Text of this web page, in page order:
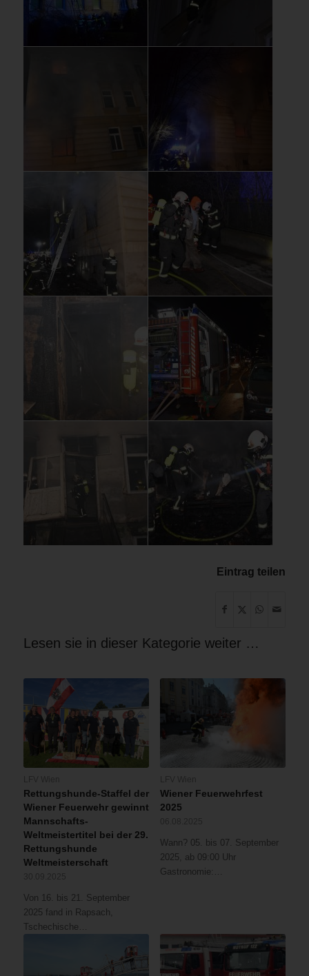
Eintrag teilen
Lesen sie in dieser Kategorie weiter …
Rettungshunde-Staffel der
Wiener Feuerwehr gewinnt
Mannschafts-
Weltmeistertitel bei der 29.
Rettungshunde
Weltmeisterschaft
Von 16. bis 21. September
2025 fand in Rapsach,
Tschechische…
Wiener Feuerwehrfest
2025
Wann? 05. bis 07. September
2025, ab 09:00 Uhr
Gastronomie:…